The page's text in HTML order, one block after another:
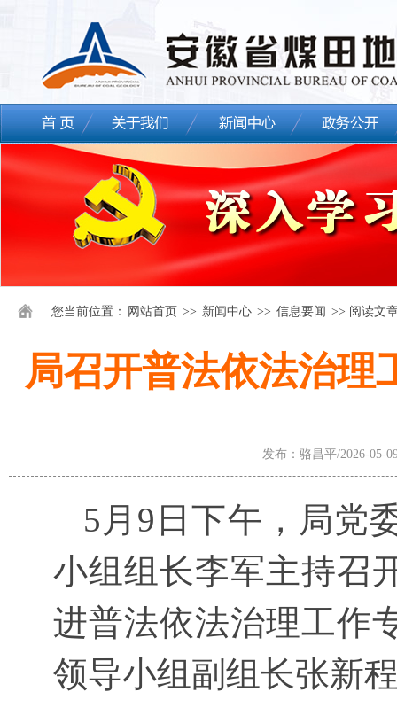
您当前位置： 网站首页 >> 新闻中心 >> 信息要闻 >> 阅读文
局召开普法依法治理
发布：骆昌平/2026-05-
5月9日下午，局党
小组组长李军主持召
进普法依法治理工作
领导小组副组长张新